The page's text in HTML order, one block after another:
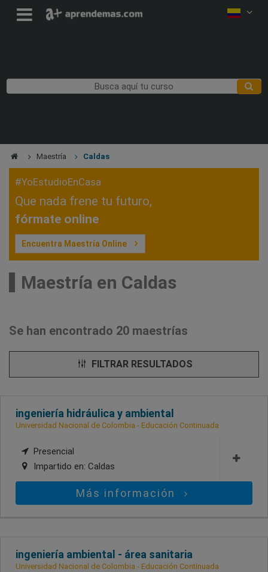
Maestría Caldas
#YoEstudioEnCasa
Que nada frene tu futuro,
fórmate online
Encuentra Maestría Online
Maestría en Caldas
Se han encontrado 20 maestrías
FILTRAR RESULTADOS
ingeniería hidráulica y ambiental
Universidad Nacional de Colombia - Educación Continuada
Presencial
Impartido en: Caldas
Más información
ingeniería ambiental - área sanitaria
Universidad Nacional de Colombia - Educación Continuada